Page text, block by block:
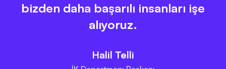
bizden daha başarılı insanları işe
alıyoruz.
Halil Telli